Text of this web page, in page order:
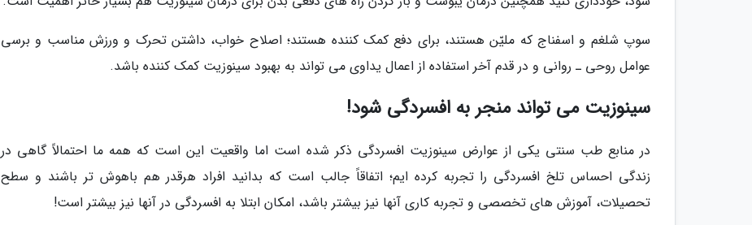
سوپ شلغم و اسفناج که ملیّن هستند، برای دفع کمک کننده هستند؛ اصلاح خواب، داشتن تحرک و ورزش مناسب و برسی
عوامل روحی ـ روانی و در قدم آخر استفاده از اعمال یداوی می تواند به بهبود سینوزیت کمک کننده باشد.
سینوزیت می تواند منجر به افسردگی شود!
در منابع طب سنتی یکی از عوارض سینوزیت افسردگی ذکر شده است اما واقعیت این است که همه ما احتمالاً گاهی در
زندگی احساس تلخ افسردگی را تجربه کرده ایم؛ اتفاقاً جالب است که بدانید افراد هرقدر هم باهوش تر باشند و سطح
تحصیلات، آموزش های تخصصی و تجربه کاری آنها نیز بیشتر باشد، امکان ابتلا به افسردگی در آنها نیز بیشتر است!